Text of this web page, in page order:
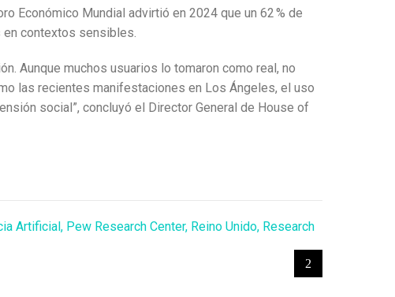
Económico Mundial advirtió en 2024 que un 62 % de
contextos sensibles.
Aunque muchos usuarios lo tomaron como real, no
las recientes manifestaciones en Los Ángeles, el uso
social”, concluyó el Director General de House of
Artificial, Pew Research Center, Reino Unido, Research